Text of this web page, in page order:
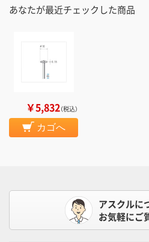
あなたが最近チェックした商品
￥5,832（税込）
カゴへ
アスクルに
お気軽にご